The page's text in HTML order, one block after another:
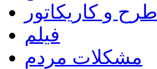
طرح و کاریکاتور
فیلم
مشکلات مردم